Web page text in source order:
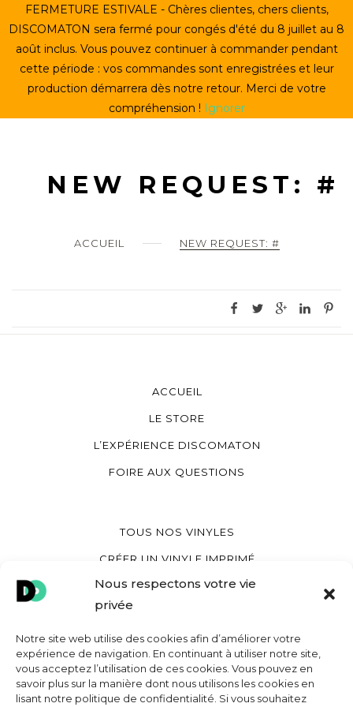
Nous respectons votre vie
privée
Notre site web utilise des cookies afin d’améliorer votre
expérience de navigation. En continuant à utiliser notre site,
vous acceptez l’utilisation de ces cookies. Vous pouvez en
savoir plus sur la manière dont nous utilisons les cookies en
lisant notre politique de confidentialité. Si vous souhaitez
to
content
ACCUEIL
CRÉER UN VINYLE
LE STORE
ACCUEIL NEW REQUEST: #
NEW REQUEST: #
ACCUEIL
LE STORE
L’EXPÉRIENCE DISCOMATON
FOIRE AUX QUESTIONS
TOUS NOS VINYLES
CRÉER UN VINYLE IMPRIMÉ
CRÉER UN VINYLE COEUR
CRÉER UNE POCHETTE VINYLE
MON COMPTE
CONTACT
FERMETURE ESTIVALE - Chères clientes, chers clients,
DISCOMATON sera fermé pour congés d'été du 8 juillet au 8
août inclus. Vous pouvez continuer à commander pendant
cette période : vos commandes sont enregistrées et leur
production démarrera dès notre retour. Merci de votre
compréhension ! Ignorer